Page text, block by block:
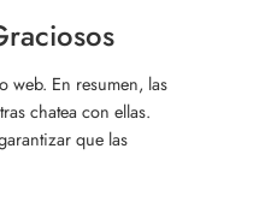
web. En resumen, las
chatea con ellas.
que las